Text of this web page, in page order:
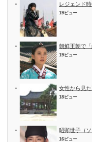
レジェンド
19ビュー
朝鮮王朝で
19ビュー
女性から見
18ビュー
昭顕世子（
16ビュー